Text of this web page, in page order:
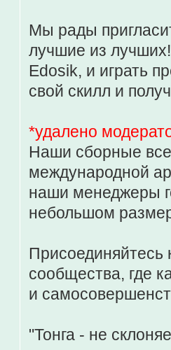
Мы рады
лучшие из
Edosik, и играть
свой скилл и
*удалено
Наши сборные
международной
наши менеджеры
небольшом
Присоединяйтесь
сообщества, где
и
"Тонга - не